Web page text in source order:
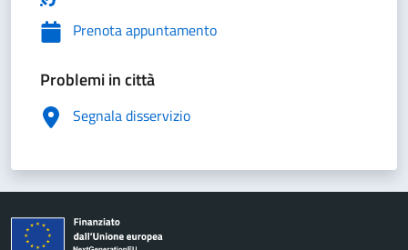
Prenota appuntamento
Problemi in città
Segnala disservizio